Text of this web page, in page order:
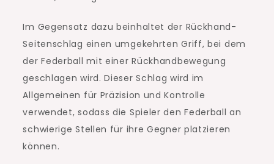
Im Gegensatz dazu beinhaltet der Rückhand-
Seitenschlag einen umgekehrten Griff, bei dem
der Federball mit einer Rückhandbewegung
geschlagen wird. Dieser Schlag wird im
Allgemeinen für Präzision und Kontrolle
verwendet, sodass die Spieler den Federball an
schwierige Stellen für ihre Gegner platzieren
können.